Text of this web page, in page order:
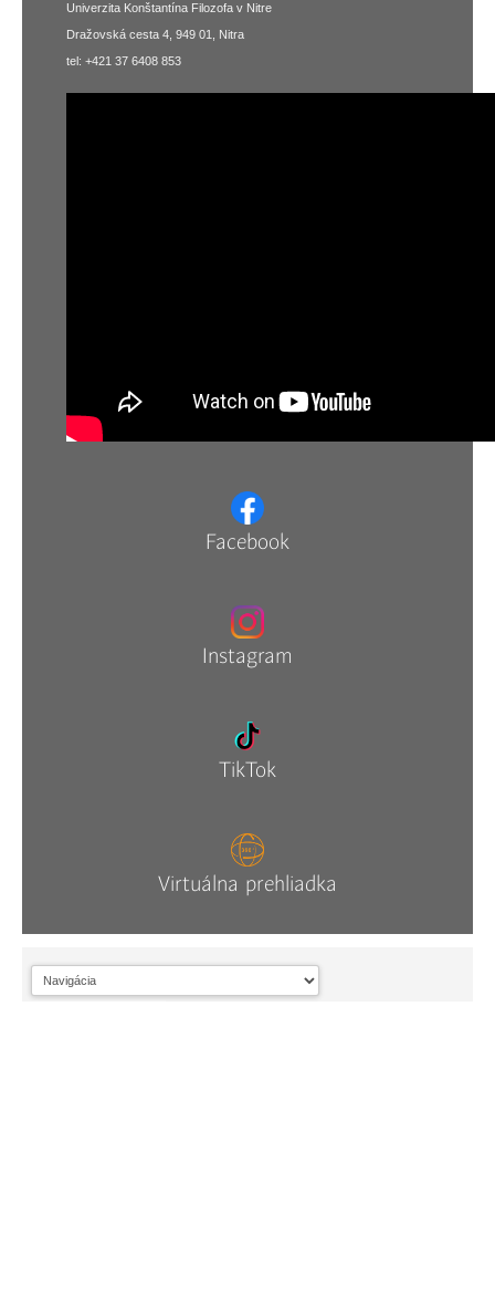
Univerzita Konštantína Filozofa v Nitre
Dražovská cesta 4, 949 01, Nitra
tel: +421 37 6408 853
Facebook
Instagram
TikTok
Virtuálna prehliadka